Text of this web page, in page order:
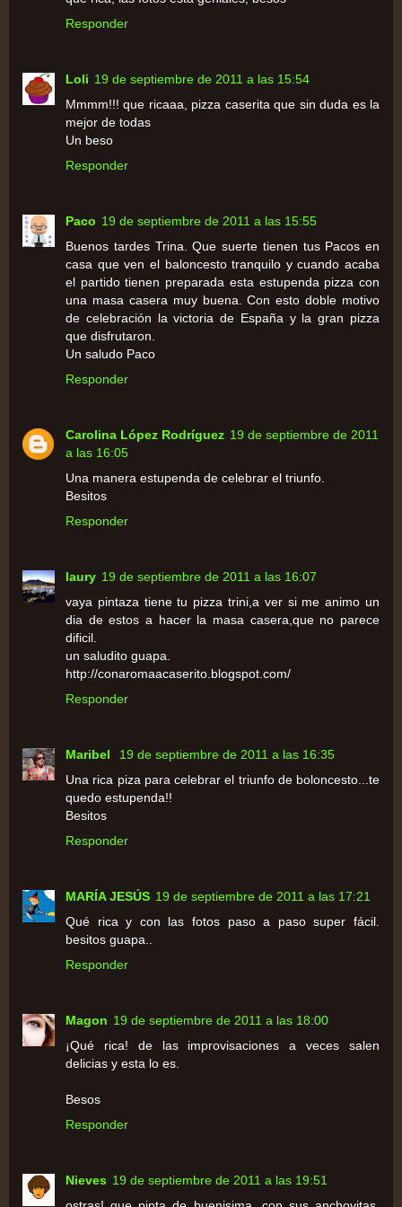
Responder
Loli 19 de septiembre de 2011 a las 15:54
Mmmm!!! que ricaaa, pizza caserita que sin duda es la
mejor de todas
Un beso
Responder
Paco 19 de septiembre de 2011 a las 15:55
Buenos tardes Trina. Que suerte tienen tus Pacos en
casa que ven el baloncesto tranquilo y cuando acaba
el partido tienen preparada esta estupenda pizza con
una masa casera muy buena. Con esto doble motivo
de celebración la victoria de España y la gran pizza
que disfrutaron.
Un saludo Paco
Responder
Carolina López Rodríguez 19 de septiembre de 2011
a las 16:05
Una manera estupenda de celebrar el triunfo.
Besitos
Responder
laury 19 de septiembre de 2011 a las 16:07
vaya pintaza tiene tu pizza trini,a ver si me animo un
dia de estos a hacer la masa casera,que no parece
dificil.
un saludito guapa.
http://conaromaacaserito.blogspot.com/
Responder
Maribel
19 de septiembre de 2011 a las 16:35
Una rica piza para celebrar el triunfo de boloncesto...te
quedo estupenda!!
Besitos
Responder
MARÍA JESÚS 19 de septiembre de 2011 a las 17:21
Qué rica y con las fotos paso a paso super fácil.
besitos guapa..
Responder
Magon 19 de septiembre de 2011 a las 18:00
¡Qué rica! de las improvisaciones a veces salen
delicias y esta lo es.
Besos
Responder
Nieves 19 de septiembre de 2011 a las 19:51